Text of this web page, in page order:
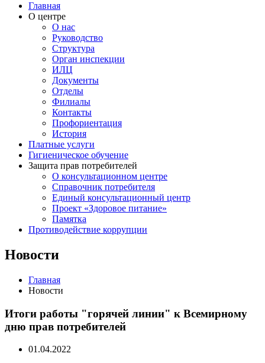
Главная
О центре
О нас
Руководство
Структура
Орган инспекции
ИЛЦ
Документы
Отделы
Филиалы
Контакты
Профориентация
История
Платные услуги
Гигиеническое обучение
Защита прав потребителей
О консультационном центре
Справочник потребителя
Единый консультационный центр
Проект «Здоровое питание»
Памятка
Противодействие коррупции
Новости
Главная
Новости
Итоги работы "горячей линии" к Всемирному
дню прав потребителей
01.04.2022